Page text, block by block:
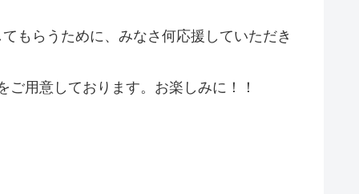
もらうために、みなさ何応援していただき
用意しております。お楽しみに！！